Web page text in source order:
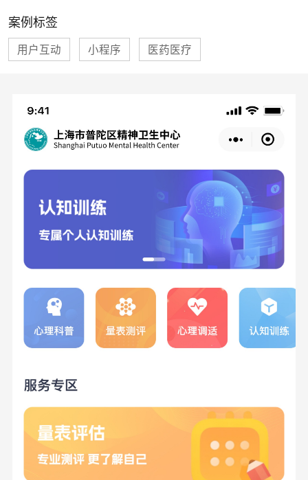
案例标签
用户互动 小程序 医药医疗